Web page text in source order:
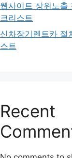
웹사이트 상위노출
크리스트
신차장기렌트카 절
스트
Recent